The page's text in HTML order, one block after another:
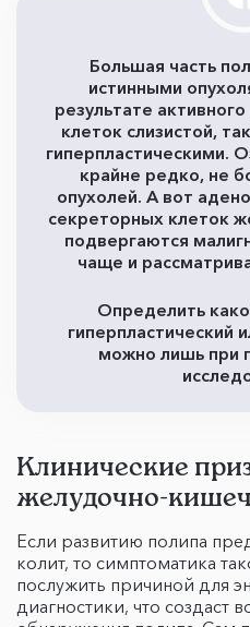
Большая часть
истинными
результате
клеток слизистой,
гиперпластическими.
крайне редко, не
опухолей. А вот
секреторных клеток
подвергаются
чаще и
Определить
гиперпластический
можно лишь при
Клинические
желудочно-
Если развитию полипа
колит, то симптоматика
послужить причиной для
диагностики, что создаст